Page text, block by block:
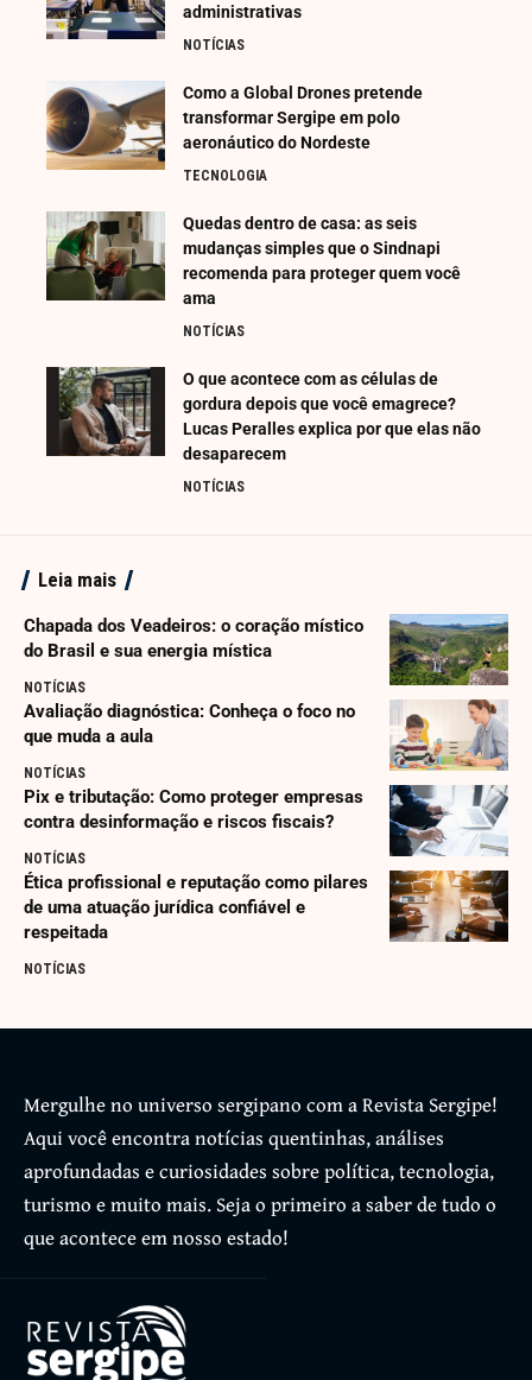
administrativas
NOTÍCIAS
Como a Global Drones pretende
transformar Sergipe em polo
aeronáutico do Nordeste
TECNOLOGIA
Quedas dentro de casa: as seis
mudanças simples que o Sindnapi
recomenda para proteger quem você
ama
NOTÍCIAS
O que acontece com as células de
gordura depois que você emagrece?
Lucas Peralles explica por que elas não
desaparecem
NOTÍCIAS
Leia mais
Chapada dos Veadeiros: o coração místico
do Brasil e sua energia mística
NOTÍCIAS
Avaliação diagnóstica: Conheça o foco no
que muda a aula
NOTÍCIAS
Pix e tributação: Como proteger empresas
contra desinformação e riscos fiscais?
NOTÍCIAS
Ética profissional e reputação como pilares
de uma atuação jurídica confiável e
respeitada
NOTÍCIAS
Mergulhe no universo sergipano com a Revista Sergipe!
Aqui você encontra notícias quentinhas, análises
aprofundadas e curiosidades sobre política, tecnologia,
turismo e muito mais. Seja o primeiro a saber de tudo o
que acontece em nosso estado!